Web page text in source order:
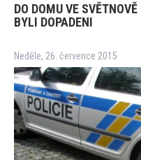
DO DOMU VE
BYLI DOPADENI
Neděle, 26. července 2015